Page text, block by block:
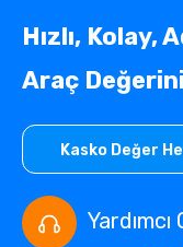
Hızlı, Kolay,
Araç
Kasko Değer
Yardımcı